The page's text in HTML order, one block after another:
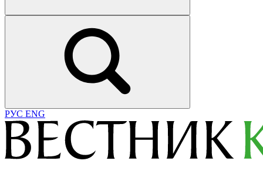
РУС ENG